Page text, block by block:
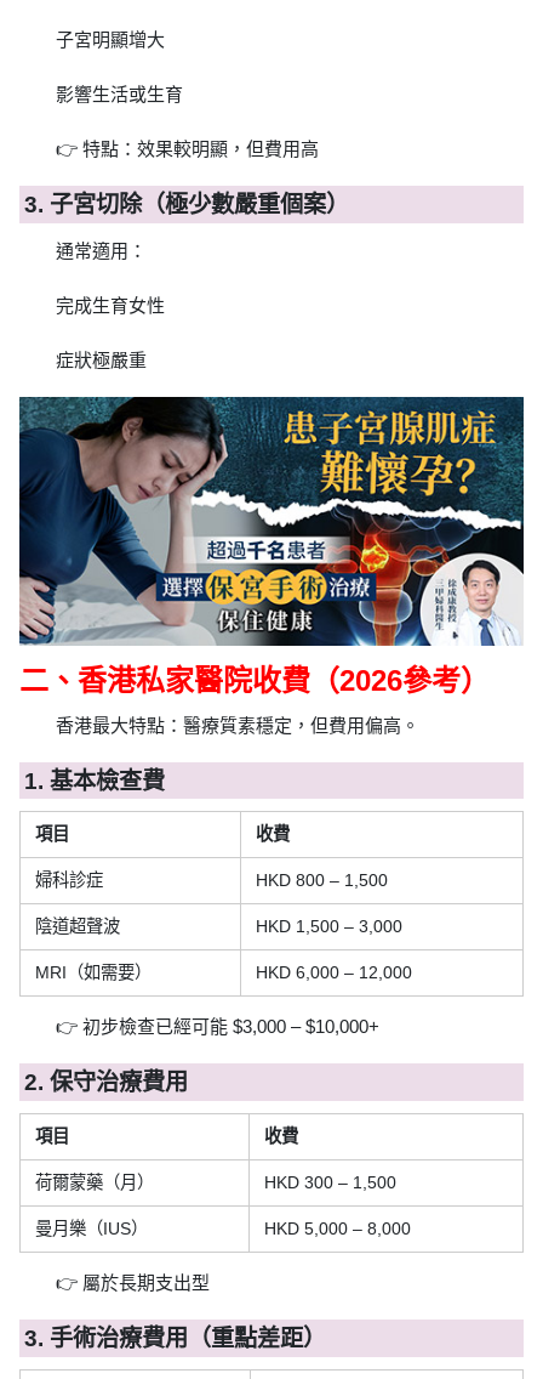
子宮明顯增大
影響生活或生育
👉 特點：效果較明顯，但費用高
3. 子宮切除（極少數嚴重個案）
通常適用：
完成生育女性
症狀極嚴重
二、香港私家醫院收費（2026參考）
香港最大特點：醫療質素穩定，但費用偏高。
1. 基本檢查費
項目 收費
婦科診症 HKD 800 – 1,500
陰道超聲波 HKD 1,500 – 3,000
MRI（如需要） HKD 6,000 – 12,000
👉 初步檢查已經可能 $3,000 – $10,000+
2. 保守治療費用
項目 收費
荷爾蒙藥（月） HKD 300 – 1,500
曼月樂（IUS） HKD 5,000 – 8,000
👉 屬於長期支出型
3. 手術治療費用（重點差距）